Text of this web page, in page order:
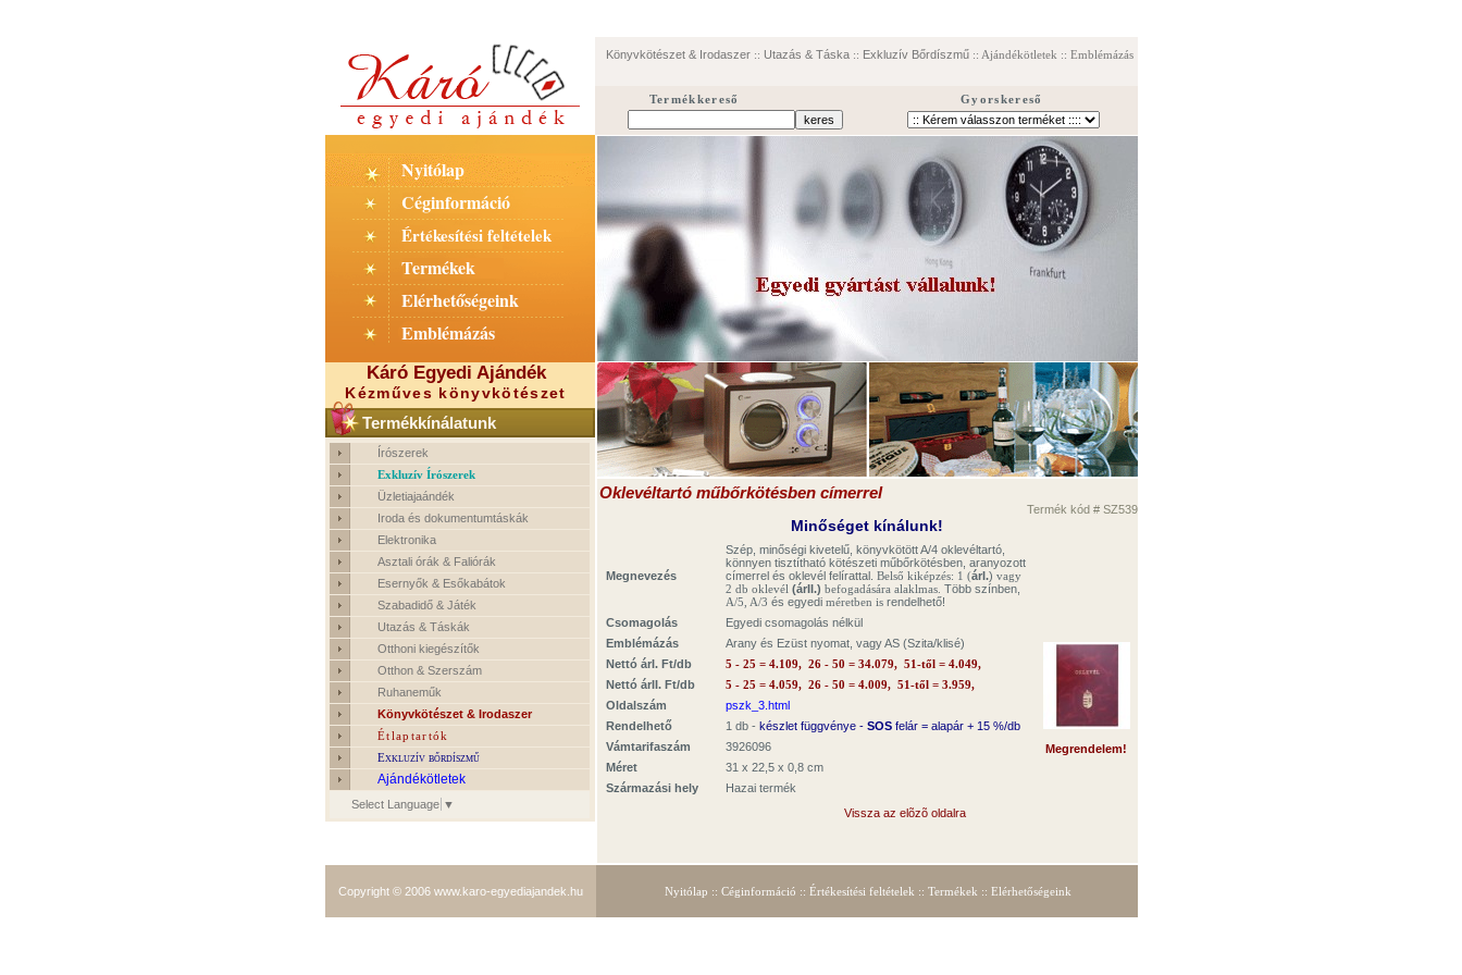
Könyvkötészet & Irodaszer :: Utazás & Táska:: Exkluzív Bőrdíszmű:: Ajándékötletek :: Emblémázás
Termékkereső Gyorskereső
Nyitólap
Céginformáció
Értékesítési feltételek
Termékek
Elérhetőségeink
Emblémázás
Káró Egyedi Ajándék
Kézműves könyvkötészet
Termékkínálatunk
Írószerek
Exkluzív Írószerek
Üzletiajaándék
Iroda és dokumentumtáskák
Elektronika
Asztali órák & Faliórák
Esernyők & Esőkabátok
Szabadidő & Játék
Utazás & Táskák
Otthoni kiegészítők
Otthon & Szerszám
Ruhaneműk
Könyvkötészet & Irodaszer
Étlaptartók
Exkluzív bőrdíszmű
Ajándékötletek
Select Language ▼
Oklevéltartóműbőrkötésben címerrel
Termék kód # SZ539
Minőséget kínálunk!
Megnevezés
Szép, minőségi kivetelű, könyvkötött A/4 oklevéltartó,
könnyen tisztítható kötészeti műbőrkötésben, aranyozott
címerrel és oklevél felírattal. Belső kiképzés: 1 (árI.) vagy
2 db oklevél (árII.) befogadására alaklmas. Több színben,
A/5, A/3 és egyediméretben isrendelhető!
Csomagolás
Egyedi csomagolás nélkül
Emblémázás
Arany és Ezüst nyomat, vagy AS (Szita/klisé)
Nettó árI. Ft/db
5 - 25 = 4.109, 26 - 50 = 34.079, 51-től = 4.049,
Nettó árII. Ft/db
5 - 25 = 4.059, 26 - 50 = 4.009, 51-től = 3.959,
Oldalszám
pszk_3.html
Rendelhető
1 db - készlet függvénye - SOSfelár = alapár + 15 %/db
Vámtarifaszám
3926096
Méret
31 x 22,5 x 0,8 cm
Származási hely
Hazai termék
Vissza az elõzõ oldalra
Megrendelem!
Copyright © 2006 www.karo-egyediajandek.hu Nyitólap :: Céginformáció :: Értékesítési feltételek :: Termékek :: Elérhetőségeink